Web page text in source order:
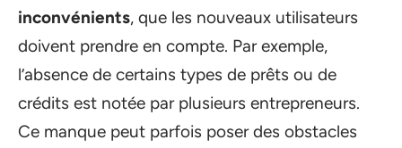
inconvénients, que les nouveaux utilisateurs
doivent prendre en compte. Par exemple,
l’absence de certains types de prêts ou de
crédits est notée par plusieurs entrepreneurs.
Ce manque peut parfois poser des obstacles